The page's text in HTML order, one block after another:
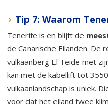
Tip 7: Waarom
Tenerife is en blijft de
de Canarische Eilanden. De
vulkaanberg El Teide met
kan met de kabellift tot
vulkaanlandschap is uniek.
voor dat het eiland twee